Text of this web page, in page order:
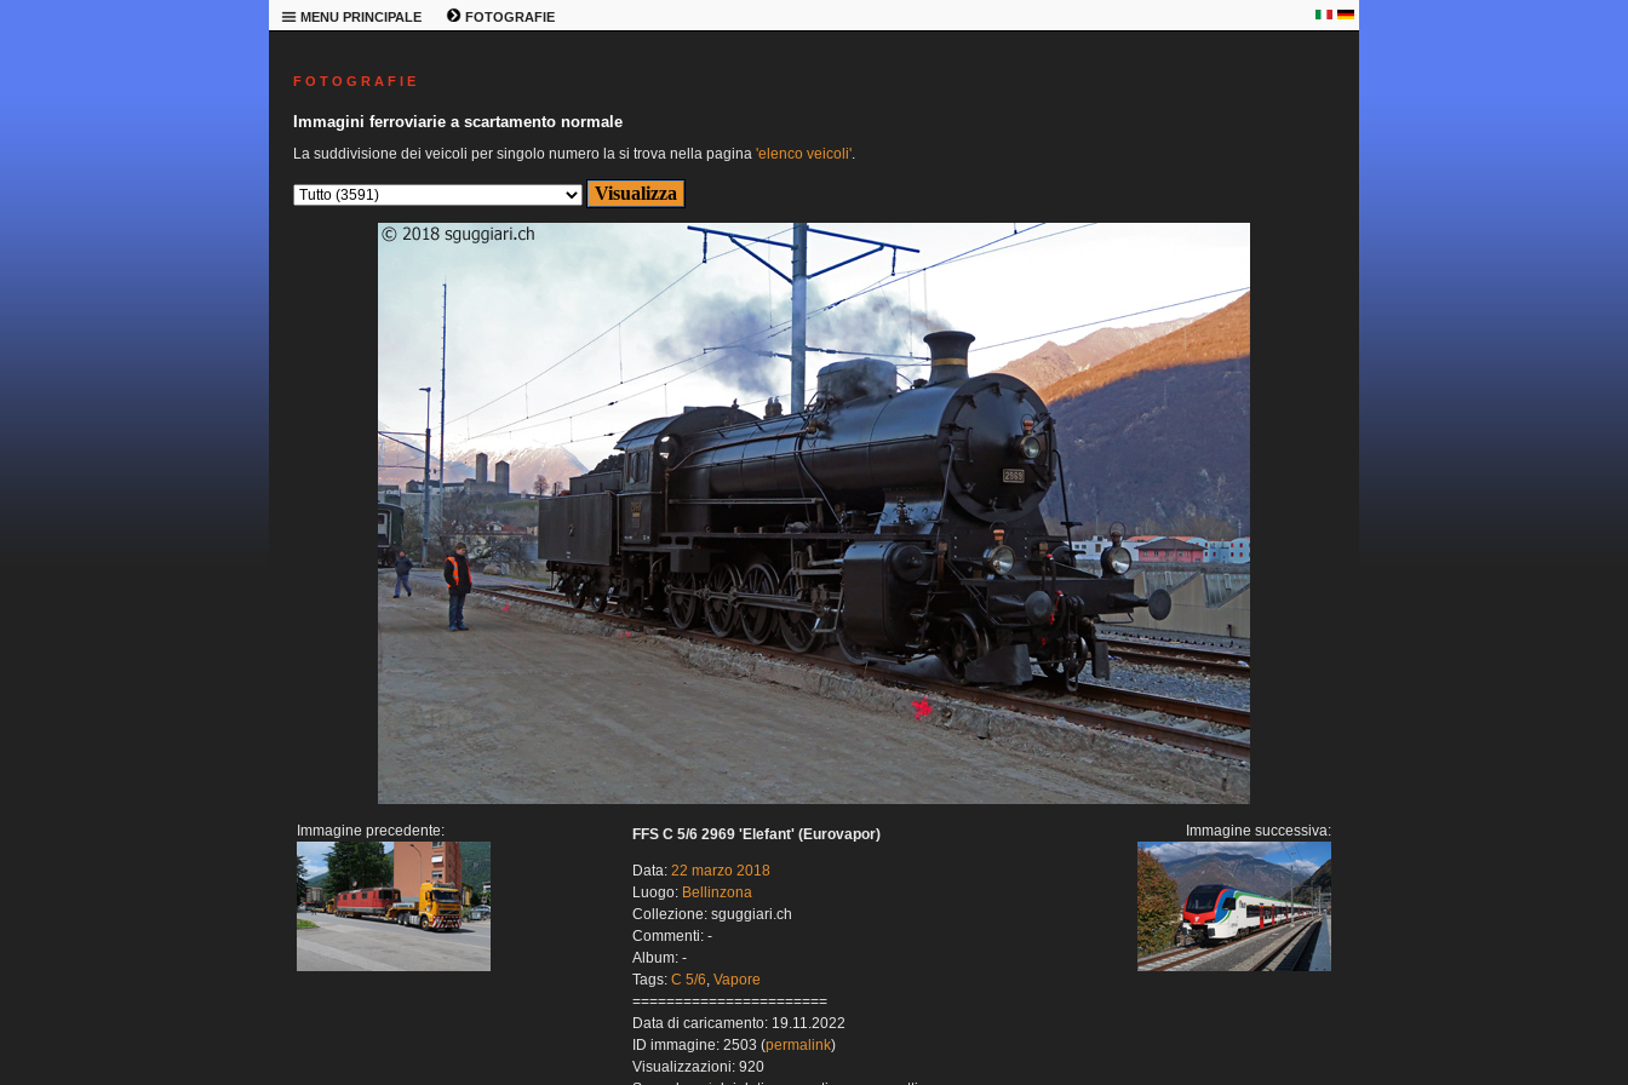
MENU PRINCIPALE FOTOGRAFIE
F O T O G R A F I E
Immagini ferroviarie a scartamento normale
La suddivisione dei veicoli per singolo numero la si trova nella pagina 'elenco veicoli'.
Immagine precedente: FFS C 5/6 2969 'Elefant' (Eurovapor)
Data: 22 marzo 2018
Luogo: Bellinzona
Collezione: sguggiari.ch
Commenti: -
Album: -
Tags: C 5/6, Vapore
=======================
Data di caricamento: 19.11.2022
ID immagine: 2503 (permalink)
Visualizzazioni: 920
Immagine successiva: